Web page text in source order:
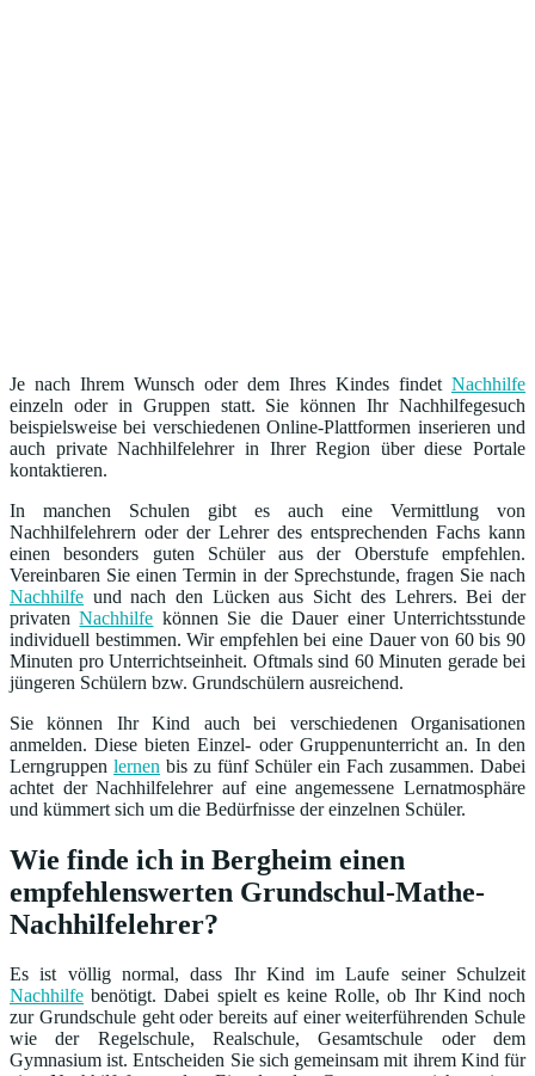
Je nach Ihrem Wunsch oder dem Ihres Kindes findet Nachhilfe
einzeln oder in Gruppen statt. Sie können Ihr Nachhilfegesuch
beispielsweise bei verschiedenen Online-Plattformen inserieren und
auch private Nachhilfelehrer in Ihrer Region über diese Portale
kontaktieren.
In manchen Schulen gibt es auch eine Vermittlung von
Nachhilfelehrern oder der Lehrer des entsprechenden Fachs kann
einen besonders guten Schüler aus der Oberstufe empfehlen.
Vereinbaren Sie einen Termin in der Sprechstunde, fragen Sie nach
Nachhilfe und nach den Lücken aus Sicht des Lehrers. Bei der
privatenNachhilfe können Sie die Dauer einer Unterrichtsstunde
individuell bestimmen. Wir empfehlen bei eine Dauer von 60 bis 90
Minuten pro Unterrichtseinheit. Oftmals sind 60 Minuten gerade bei
jüngeren Schülern bzw. Grundschülern ausreichend.
Sie können Ihr Kind auch bei verschiedenen Organisationen
anmelden. Diese bieten Einzel- oder Gruppenunterricht an. In den
Lerngruppen lernen bis zu fünf Schüler ein Fach zusammen. Dabei
achtet der Nachhilfelehrer auf eine angemessene Lernatmosphäre
und kümmert sich um die Bedürfnisse der einzelnen Schüler.
Wie finde ich in Bergheim einen
empfehlenswerten Grundschul-Mathe-
Nachhilfelehrer?
Es ist völlig normal, dass Ihr Kind im Laufe seiner Schulzeit
Nachhilfe benötigt. Dabei spielt es keine Rolle, ob Ihr Kind noch
zur Grundschule geht oder bereits auf einer weiterführenden Schule
wie der Regelschule, Realschule, Gesamtschule oder dem
Gymnasium ist. Entscheiden Sie sich gemeinsam mit ihrem Kind für